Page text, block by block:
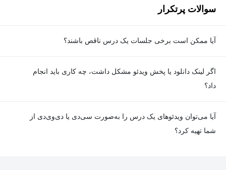
سوالات پرتکرار
آیا ممکن است برخی جلسات یک درس ناقص باشند؟
اگر لینک دانلود یا پخش ویدئو مشکل داشت، چه کاری باید انجام
داد؟
آیا می‌توان ویدئوهای یک درس را به‌صورت سی‌دی یا دی‌وی‌دی از
شما تهیه کرد؟